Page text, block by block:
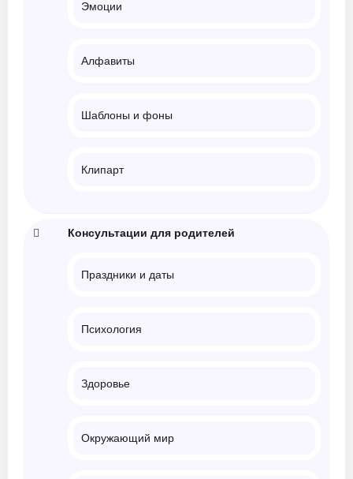
Эмоции
Алфавиты
Шаблоны и фоны
Клипарт
Консультации для родителей
Праздники и даты
Психология
Здоровье
Окружающий мир